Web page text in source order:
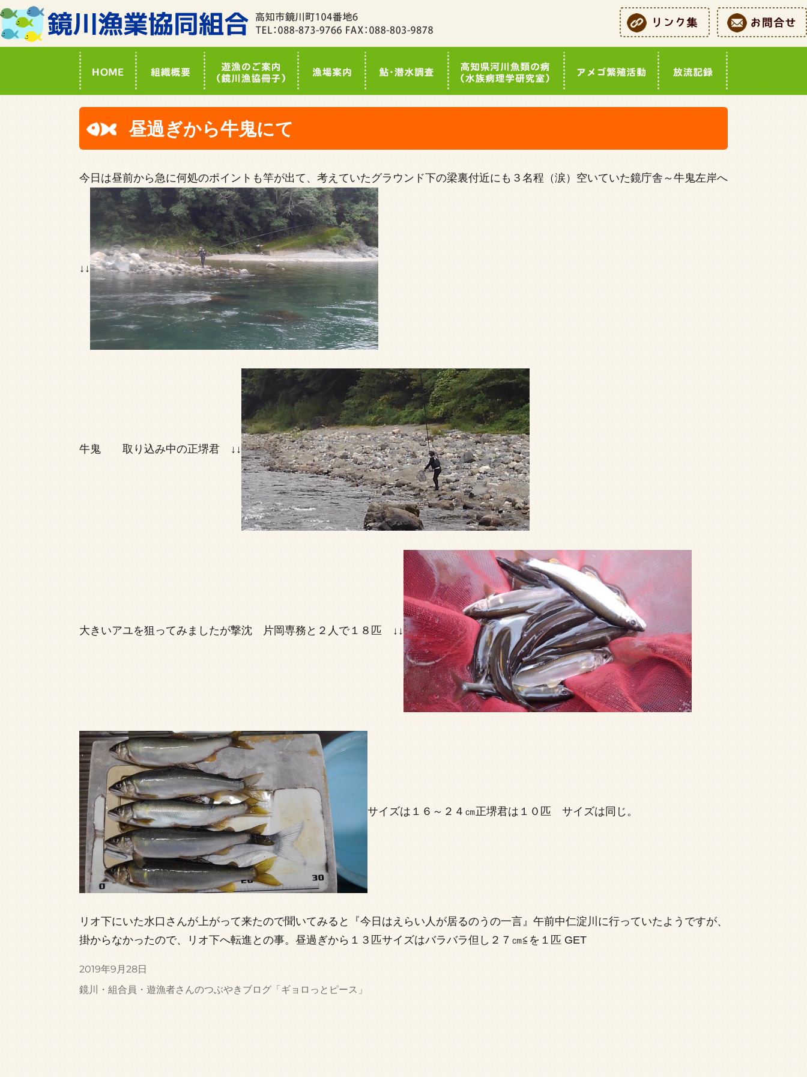
昼過ぎから牛鬼にて
今日は昼前から急に何処のポイントも竿が出て、考えていたグラウンド下の梁裏付近にも３名程（涙）空いていた鏡庁舎～牛鬼左岸へ
↓↓
牛鬼 取り込み中の正堺君 ↓↓
大きいアユを狙ってみましたが撃沈 片岡専務と２人で１８匹 ↓↓
サイズは１６～２４㎝正堺君は１０匹 サイズは同じ。
リオ下にいた水口さんが上がって来たので聞いてみると『今日はえらい人が居るのうの一言』午前中仁淀川に行っていたようですが、
掛からなかったので、リオ下へ転進との事。昼過ぎから１３匹サイズはバラバラ但し２７㎝≦を１匹 GET
投
稿
2019年9月28日
カ
鏡川・組合員・遊漁者さんのつぶやきブログ「ギョロっとピース」